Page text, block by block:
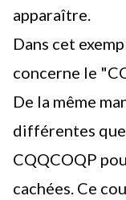
apparaître.
Dans cet
concerne le
De la même
différentes
CQQCOQP
cachées. Ce